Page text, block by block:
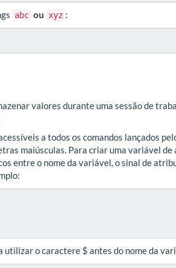
abc ou xyz :
valores durante uma sessão de
a todos os comandos lançados
maiúsculas. Para criar uma variável
entre o nome da variável, o sinal de
utilizar o caractere $ antes do nome da